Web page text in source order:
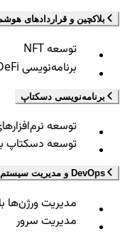
بلاکچین و قراردادهای
توسعه NFT
برنامه‌نویسی DeFi و قراردادهای هوشمند
برنامه‌نویسی دسکتاپ
توسعه
توسعه دسکتاپ
DevOps و مدیریت سیستم‌ها
مدیریت ورژن‌ها با Git و GitHub
مدیریت سرور